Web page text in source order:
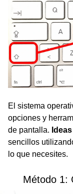
El sistema
opciones y
de pantalla.
sencillos
lo que necesites.
Método 1: